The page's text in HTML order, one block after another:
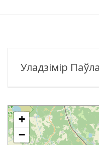
меню
Уладзімір
+
−